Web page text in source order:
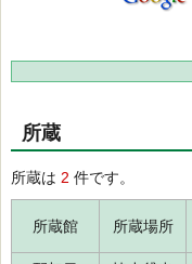
所蔵
所蔵は 2 件です。
所蔵館 所蔵場所